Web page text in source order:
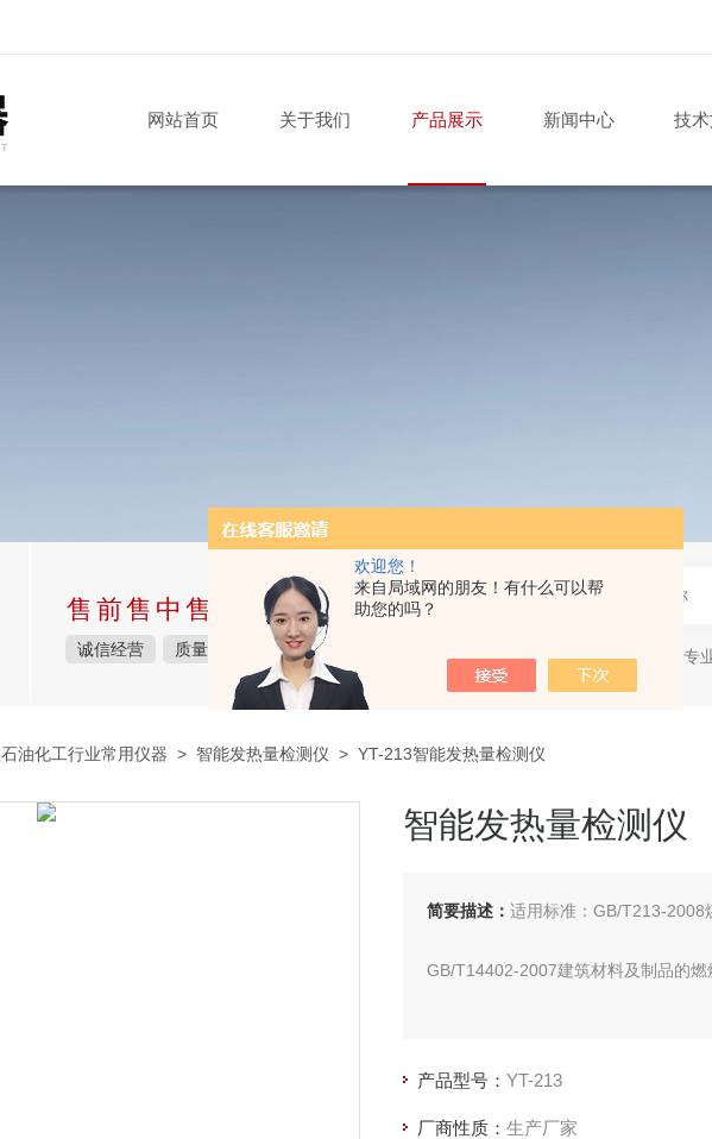
欢迎您！
来自局域网的朋友！有什么可以帮
助您的吗？
网站首页 关于我们 产品展示 新闻中心 技
售前售中售后完整的服务体系
诚信经营 质量保障 价格实惠 热门关键词：石油产品专
石油化工行业常用仪器 > 智能发热量检测仪 > YT-213智能发热量检测仪
智能发热量检测仪
简要描述： 适用标准：GB/T213-2008
GB/T14402-2007建筑材料及制品的
产品型号： YT-213
厂商性质： 生产厂家